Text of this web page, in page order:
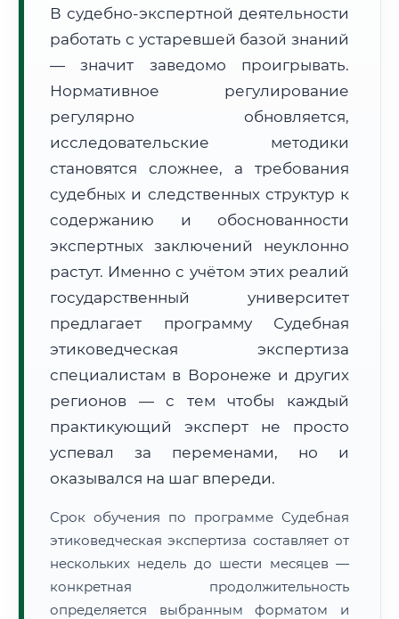
Формат учебы:
Дистанционно
🗺️ Зона обслуживания: г. Воронеж
Расчет логистики оригиналов:
• Маршрут транзита: ~2 879 км
• Экспресс-доставка СДЭК / Почтой:
4–6 рабочих дней
📜 Документы и аккредитация ФИС ФРДО
🔍Нажмите на документ для увеличения и просмотра
В судебно-экспертной деятельности
работать с устаревшей базой знаний
— значит заведомо проигрывать.
Нормативное регулирование
регулярно обновляется,
исследовательские методики
становятся сложнее, а требования
судебных и следственных структур к
содержанию и обоснованности
экспертных заключений неуклонно
растут. Именно с учётом этих реалий
государственный университет
предлагает программу Судебная
этиковедческая экспертиза
специалистам в Воронеже и других
регионов — с тем чтобы каждый
практикующий эксперт не просто
успевал за переменами, но и
оказывался на шаг впереди.
Срок обучения по программе Судебная
этиковедческая экспертиза составляет от
нескольких недель до шести месяцев —
конкретная продолжительность
определяется выбранным форматом и